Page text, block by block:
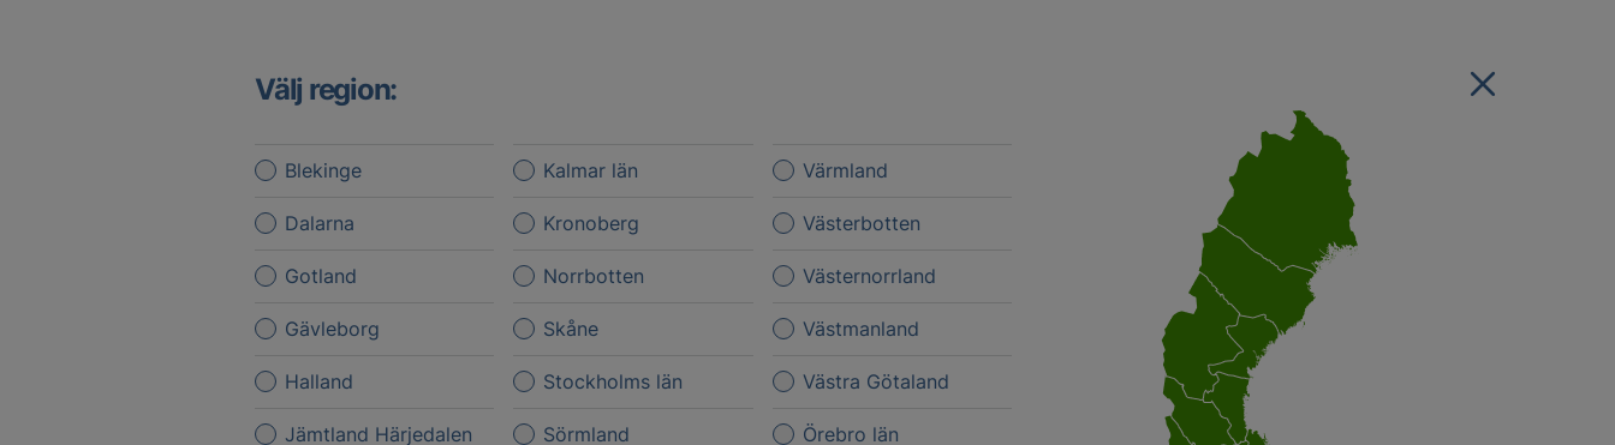
Välj region:
Blekinge
Dalarna
Gotland
Gävleborg
Halland
Jämtland Härjedalen
Kalmar län
Kronoberg
Norrbotten
Skåne
Stockholms län
Sörmland
Värmland
Västerbotten
Västernorrland
Västmanland
Västra Götaland
Örebro län